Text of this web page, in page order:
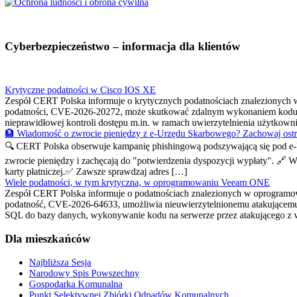
Cyberbezpieczeństwo – informacja dla klientów
Krytyczne podatności w Cisco IOS XE
Zespół CERT Polska informuje o krytycznych podatnościach
podatności, CVE-2026-20272, może skutkować zdalnym wykonaniem
nieprawidłowej kontroli dostępu m.in. w ramach uwierzytelnienia
🏦 Wiadomość o zwrocie pieniędzy z e-Urzędu Skarbowego? Zachowaj
🔍 CERT Polska obserwuje kampanię phishingową podszywającą się pod
zwrocie pieniędzy i zachęcają do "potwierdzenia dyspozycji wypłaty". 🔗
karty płatniczej.✅ Zawsze sprawdzaj adres […]
Wiele podatności, w tym krytyczna, w oprogramowaniu Veeam ONE
Zespół CERT Polska informuje o podatnościach znalezionych w
podatność, CVE-2026-64633, umożliwia nieuwierzytelnionemu
SQL do bazy danych, wykonywanie kodu na serwerze przez atakującego
Dla mieszkańców
Najbliższa Sesja
Narodowy Spis Powszechny
Gospodarka Komunalna
Punkt Selektywnej Zbiórki Odpadów Komunalnych